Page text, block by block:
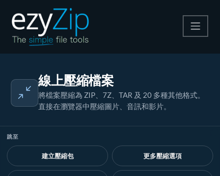
解壓縮
轉換器
線上壓縮檔案
將檔案壓縮為 ZIP、7Z、TAR 及 20 多種其他格式。
直接在瀏覽器中壓縮圖片、音訊和影片。
跳至
建立壓縮包 更多壓縮選項